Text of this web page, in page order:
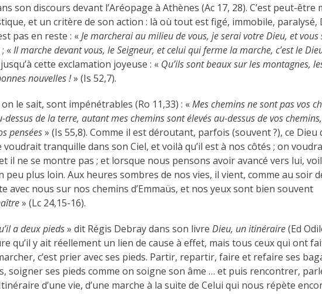
son discours devant l’Aréopage à Athènes (Ac 17, 28). C’est peut-être
et un critère de son action : là où tout est figé, immobile, paralysé,
pas en reste : «Je marcherai au milieu de vous, je serai votre Dieu, et vous
«Il marche devant vous, le Seigneur, et celui qui ferme la marche, c’est le
cette exclamation joyeuse : « Qu’ils sont beaux sur les montagnes,
nouvelles !» (Is 52,7).
le sait, sont impénétrables (Ro 11,33) : «Mes chemins ne sont pas vos
dessus de la terre, autant mes chemins sont élevés au-dessus de vos
pensées» (Is 55,8). Comme il est déroutant, parfois (souvent ?), ce Dieu
voudrait tranquille dans son Ciel, et voilà qu’il est à nos côtés ; on
il ne se montre pas ; et lorsque nous pensons avoir avancé vers lui,
peu plus loin. Aux heures sombres de nos vies, il vient, comme au soir
avec nous sur nos chemins d’Emmaüs, et nos yeux sont bien souvent
» (Lc 24,15-16).
a deux pieds» dit Régis Debray dans son livre Dieu, un itinéraire(Ed
qu’il y ait réellement un lien de cause à effet, mais tous ceux qui ont
c’est prier avec ses pieds. Partir, repartir, faire et refaire ses
soigner ses pieds comme on soigne son âme … et puis rencontrer,
d’une vie, d’une marche à la suite de Celui qui nous répète